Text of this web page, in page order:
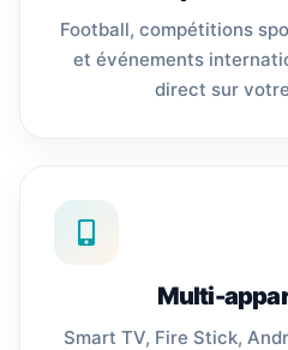
Football, compétitions
et événements
direct sur
Multi-
Smart TV, Fire Stick,